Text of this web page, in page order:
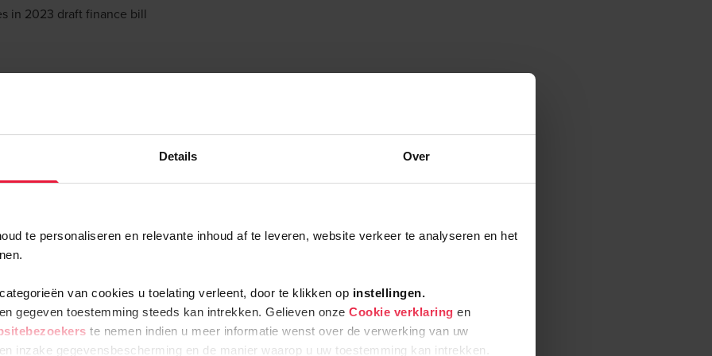
Details Over
te personaliseren en relevante inhoud af te leveren, website verkeer te analyseren en het
van cookies u toelating verleent, door te klikken op instellingen.
gegeven toestemming steeds kan intrekken. Gelieven onze Cookie verklaring en
te nemen indien u meer informatie wenst over de verwerking van uw
inzake gegevensbescherming en de manier waarop u uw toestemming kan intrekken.
in 2023 draft finance bill
jurisdictions for tax purposes
PE final loss deduction
implementation of Pillar 2
revised to address EU concerns